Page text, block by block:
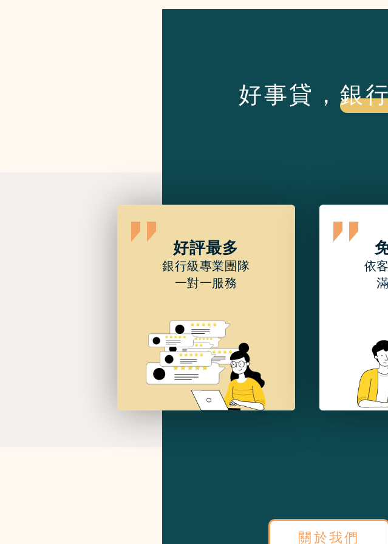
好事貸，銀
關於我們
好評最多
銀行級專業團隊
一對一服務
依